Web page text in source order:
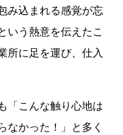
み込まれる感覚が忘
いう熱意を伝えたこ
所に足を運び、仕入
「こんな触り心地は
なかった！」と多く